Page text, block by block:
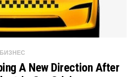
БИЗНЕС
A New Direction After